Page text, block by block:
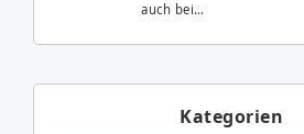
auch bei…
Kategorien